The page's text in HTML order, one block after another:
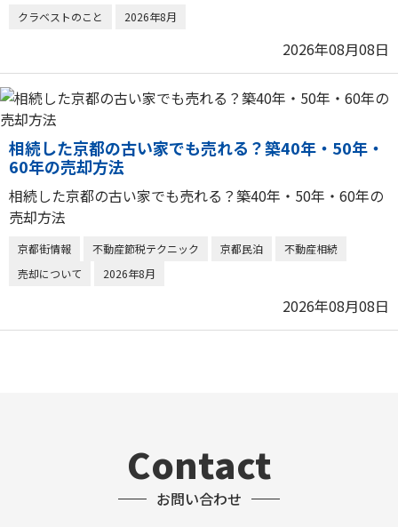
クラベストのこと 2026年8月
2026年08月08日
相続した京都の古い家でも売れる？築40年・50年・
60年の売却方法
相続した京都の古い家でも売れる？築40年・50年・60年の
売却方法
京都街情報 不動産節税テクニック 京都民泊
不動産相続
売却について
2026年8月
2026年08月08日
Contact
お問い合わせ